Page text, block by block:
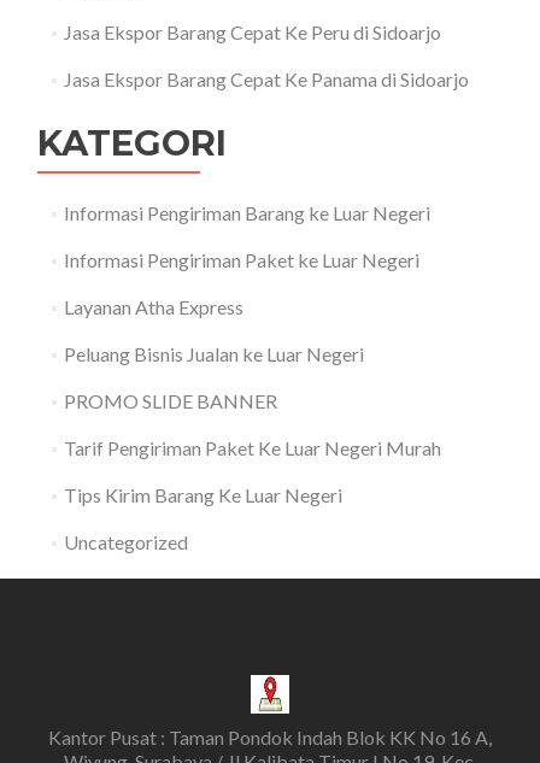
Jasa Ekspor Barang Cepat Ke Peru di Sidoarjo
Jasa Ekspor Barang Cepat Ke Panama di Sidoarjo
KATEGORI
Informasi Pengiriman Barang ke Luar Negeri
Informasi Pengiriman Paket ke Luar Negeri
Layanan Atha Express
Peluang Bisnis Jualan ke Luar Negeri
PROMO SLIDE BANNER
Tarif Pengiriman Paket Ke Luar Negeri Murah
Tips Kirim Barang Ke Luar Negeri
Uncategorized
Kantor Pusat : Taman Pondok Indah Blok KK No 16 A,